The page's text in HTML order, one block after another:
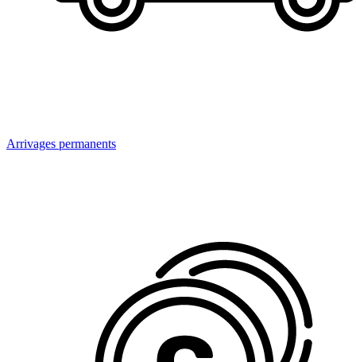
Arrivages permanents